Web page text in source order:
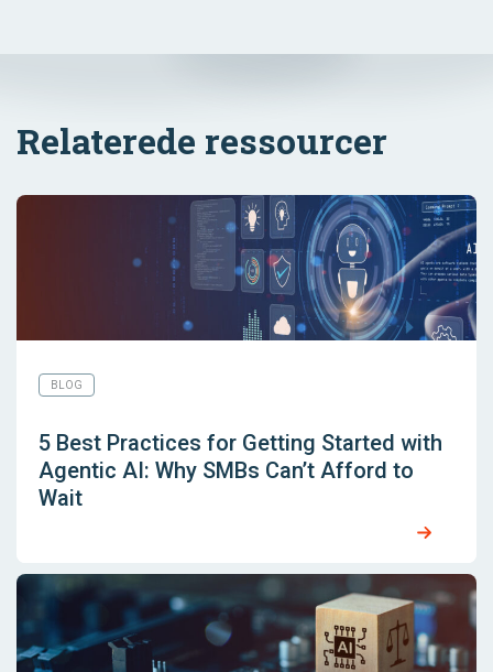
Relaterede ressourcer
BLOG
5 Best Practices for Getting Started with
Agentic AI: Why SMBs Can’t Afford to
Wait